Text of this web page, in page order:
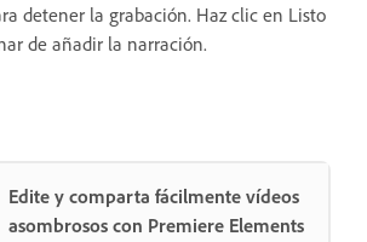
detener la grabación. Haz clic en Listo
de añadir la narración.
Edite y comparta fácilmente vídeos
asombrosos con Premiere Elements